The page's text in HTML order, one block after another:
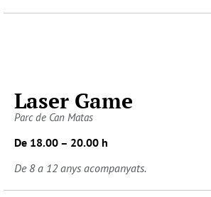
Laser Game
Parc de Can Matas
De 18.00 – 20.00 h
De 8 a 12 anys acompanyats.